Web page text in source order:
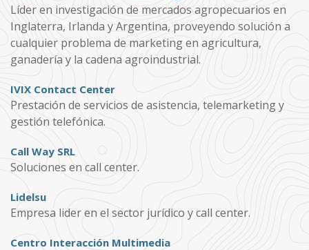
Líder en investigación de mercados agropecuarios en
Inglaterra, Irlanda y Argentina, proveyendo solución a
cualquier problema de marketing en agricultura,
ganadería y la cadena agroindustrial.
IVIX Contact Center
Prestación de servicios de asistencia, telemarketing y
gestión telefónica.
Call Way SRL
Soluciones en call center.
Lidelsu
Empresa lider en el sector jurídico y call center.
Centro Interacción Multimedia